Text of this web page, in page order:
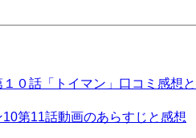
０話「トイマン」口コミ感想と
第11話動画のあらすじと感想